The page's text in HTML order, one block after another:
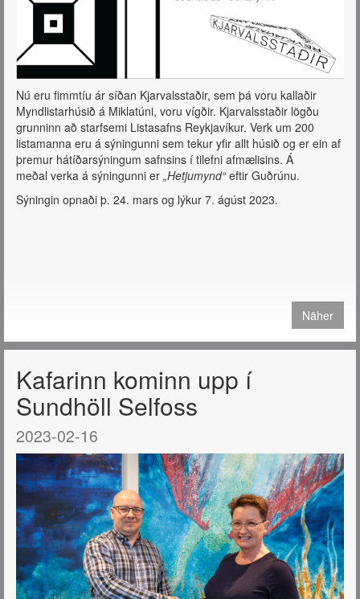
Nú eru fimmtíu ár síðan Kjarvalsstaðir, sem þá voru kallaðir
Myndlistarhúsið á Miklatúni, voru vígðir. Kjarvalsstaðir lögðu
grunninn að starfsemi Listasafns Reykjavíkur. Verk um 200
listamanna eru á sýningunni sem tekur yfir allt húsið og er ein af
þremur hátíðarsýningum safnsins í tilefni afmælisins. Á
meðal verka á sýningunni er „Hetjumynd“eftir Guðrúnu.
Sýningin opnaði þ. 24. mars og lýkur 7. ágúst 2023.
Näher
Kafarinn kominn upp í
Sundhöll Selfoss
2023-02-16